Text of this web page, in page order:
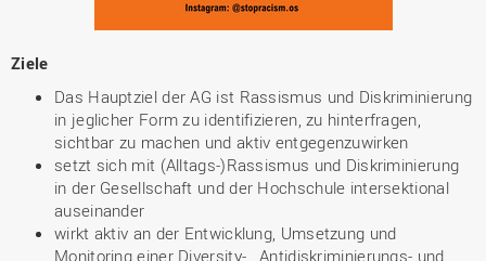
Ziele
Das Hauptziel der AG ist Rassismus und Diskriminierung
in jeglicher Form zu identifizieren, zu hinterfragen,
sichtbar zu machen und aktiv entgegenzuwirken
setzt sich mit (Alltags-)Rassismus und Diskriminierung
in der Gesellschaft und der Hochschule intersektional
auseinander
wirkt aktiv an der Entwicklung, Umsetzung und
Monitoring einer Diversity- , Antidiskriminierungs- und